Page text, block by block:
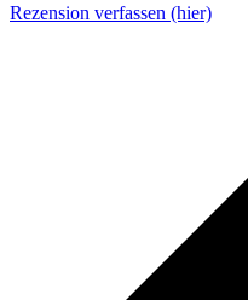
Rezension verfassen (hier)